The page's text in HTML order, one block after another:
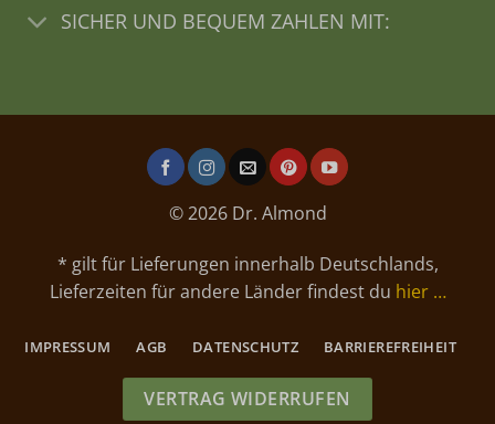
SICHER UND BEQUEM ZAHLEN MIT:
© 2026 Dr. Almond
* gilt für Lieferungen innerhalb Deutschlands,
Lieferzeiten für andere Länder findest du hier …
IMPRESSUM AGB DATENSCHUTZ BARRIEREFREIHEIT
VERTRAG WIDERRUFEN